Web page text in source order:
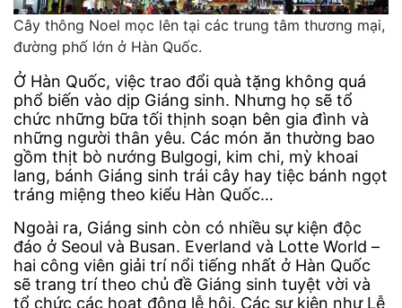
Cây thông Noel mọc lên tại các trung tâm thương mại,
đường phố lớn ở Hàn Quốc.
Ở Hàn Quốc, việc trao đổi quà tặng không quá
phổ biến vào dịp Giáng sinh. Nhưng họ sẽ tổ
chức những bữa tối thịnh soạn bên gia đình và
những người thân yêu. Các món ăn thường bao
gồm thịt bò nướng Bulgogi, kim chi, mỳ khoai
lang, bánh Giáng sinh trái cây hay tiệc bánh ngọt
tráng miệng theo kiểu Hàn Quốc…
Ngoài ra, Giáng sinh còn có nhiều sự kiện độc
đáo ở Seoul và Busan. Everland và Lotte World –
hai công viên giải trí nổi tiếng nhất ở Hàn Quốc
sẽ trang trí theo chủ đề Giáng sinh tuyệt vời và
tổ chức các hoạt động lễ hội. Các sự kiện như Lễ